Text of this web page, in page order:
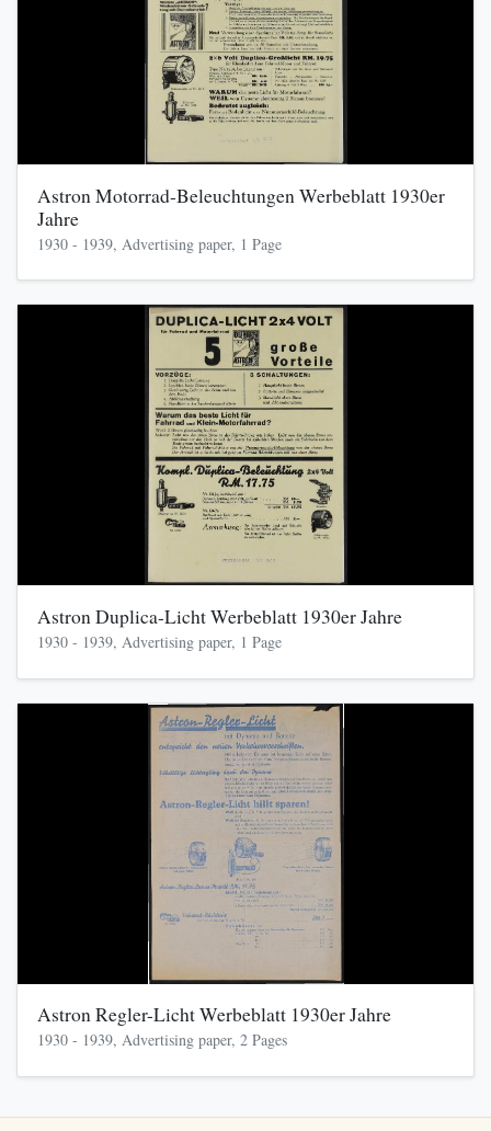
Astron Motorrad-Beleuchtungen Werbeblatt 1930er
Jahre
1930 - 1939, Advertising paper, 1 Page
Astron Duplica-Licht Werbeblatt 1930er Jahre
1930 - 1939, Advertising paper, 1 Page
Astron Regler-Licht Werbeblatt 1930er Jahre
1930 - 1939, Advertising paper, 2 Pages